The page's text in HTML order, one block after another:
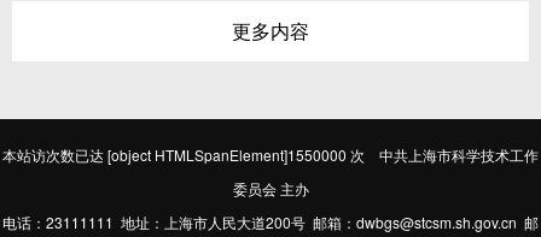
更多内容
本站访次数已达[object HTMLSpanElement]1550000 次 中共上海市科学技术工作
委员会 主办
电话：23111111 地址：上海市人民大道200号 邮箱：dwbgs@stcsm.sh.gov.cn 邮